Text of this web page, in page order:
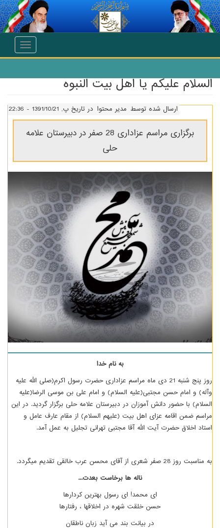
انتقال به محتوای اصلی
Toggle
السلام علیکم یا اهل بیت النبوه
ارسال شده توسط مدیر محتوا در تاریخ پ, 1391/10/21 - 22:36
برگزاری مراسم عزاداری 28 صفر در دبیرستان علامه
حلی
به نام خدا
روز پنج شنبه 21 دی ماه مراسم عزاداری حضرت رسول اکرم(صلی الله علیه
وآله) و امام حسن مجتبی(علیه السلام) و امام علی بن موسی الرضا(علیه
السلام) با حضور دانش آموزان در دبیرستان علامه حلی برگزار گردید. در این
مراسم ضمن اقامه عزای اهل بیت (علیهم السلام) از مقام عارف عامل و
استاد اخلاق حضرت آیت الله آقا مجتبی تهرانی تجلیل به عمل آمد.
به مناسبت روز 28 صفر شعری از آقای محسن عرب خالقی تقدیم میگردد.
ناله ها برخاست بعدت...
ای محمد! ای رسول بهترین کردارها
حسن خلقت شهره در اخلاقها ، رفتارها
در بیانت بند می آید زبان ناطقان